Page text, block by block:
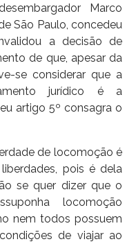
Marco
São Paulo, concedeu
a decisão de
de que, apesar da
se considerar que a
jurídico é a
artigo 5º consagra o
de locomoção é
pois é dela
se quer dizer que o
locomoção
nem todos possuem
de viajar ao